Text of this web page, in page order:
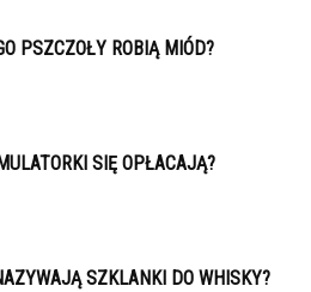
PSZCZOŁY ROBIĄ MIÓD?
SIĘ OPŁACAJĄ?
SZKLANKI DO WHISKY?